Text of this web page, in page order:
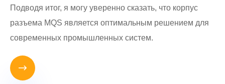
Подводя итог, я могу уверенно сказать, что корпус
разъема MQS является оптимальным решением для
современных промышленных систем.
